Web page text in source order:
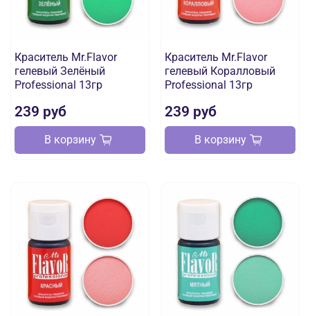
Краситель Mr.Flavor
гелевый Зелёный
Professional 13гр
239 руб
В корзину
Краситель Mr.Flavor
гелевый Коралловый
Professional 13гр
239 руб
В корзину